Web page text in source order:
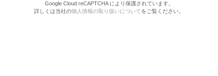
Google Cloud reCAPTCHA により保護されています。
詳しくは当社の個人情報の取り扱いについてをご覧ください。